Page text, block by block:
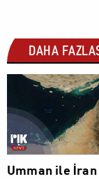
DAHA
Umman ile İran